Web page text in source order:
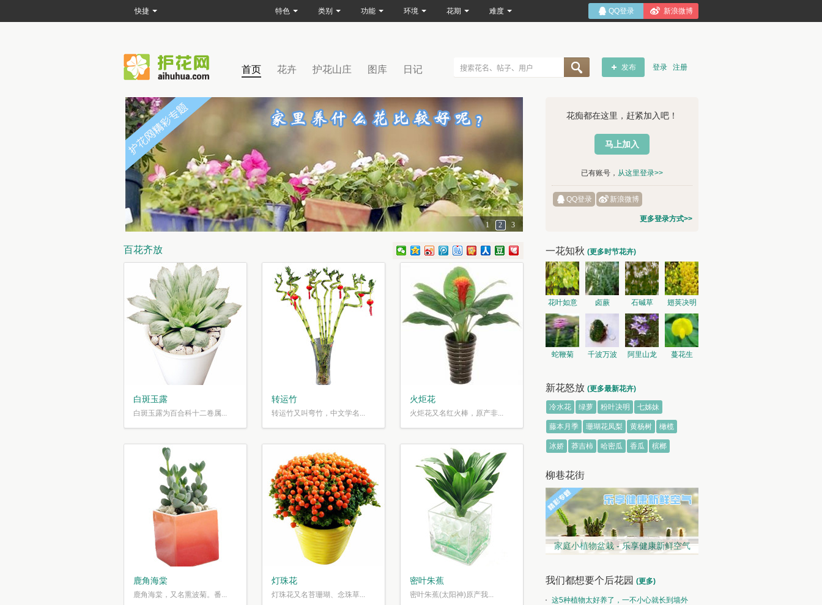
首页 花卉 护花山庄 图库 日记 发布 登录 注册
1 2 3
百花齐放
白斑玉露
白斑玉露为百合科十二卷属...
转运竹
转运竹又叫弯竹，中文学名...
火炬花
火炬花又名红火棒，原产非...
鹿角海棠
鹿角海棠，又名熏波菊。番...
灯珠花
灯珠花又名苔珊瑚、念珠草...
密叶朱蕉
密叶朱蕉(太阳神)原产我...
花痴都在这里，赶紧加入吧！
马上加入
已有账号， 从这里登录>>
QQ登录 新浪微博
更多登录方式>>
一花知秋 (更多时节花卉)
花叶如意 卤蕨 石碱草 翅荚决明
蛇鞭菊 千波万波
阿里山龙
蔓花生
新花怒放 (更多最新花卉)
冷水花 绿萝 粉叶决明 七姊妹
藤本月季 珊瑚花凤梨 黄杨树 橄榄
冰娇 莽吉柿 哈密瓜 香瓜 槟榔
柳巷花街
家庭小植物盆栽 - 乐享健康新鲜空气
我们都想要个后花园 (更多)
这5种植物太好养了，一不小心就长到墙外
快捷 特色 类别 功能 环境 花期 难度 QQ登录 新浪微博